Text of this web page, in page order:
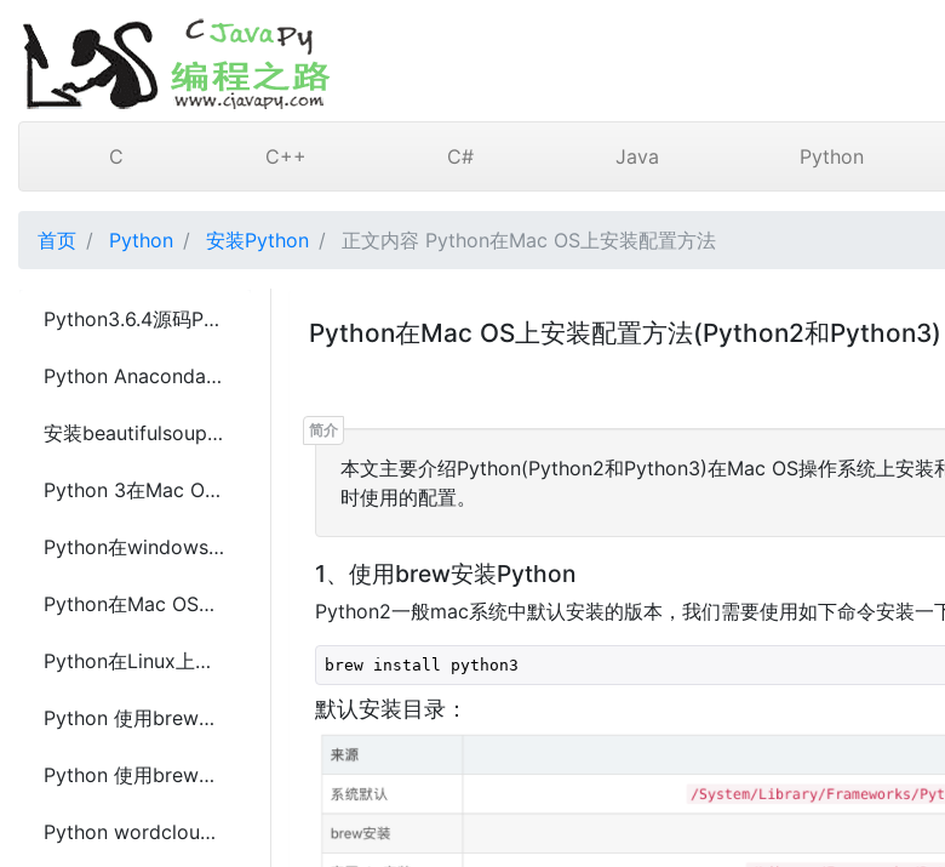
C C++ C# Java Python
首页 Python 安装Python 正文内容 Python在Mac OS上安装配置方法
Python3.6.4源码Python3一键安装脚本
Python Anaconda的安全干净卸载
安装beautifulsoup4到Python3的方法(系统中默认使用的是Python2.7)
Python 3在Mac OS上安装老版本的方法
Python在windows上安装配置方法(Python2和Python3)
Python在Mac OS上安装配置方法(Python2和Python3)
Python在Linux上安装配置方法(Python2和Python3)
Python 使用brew或conda或pyenv 将Python 3.7降级到3.6
Python 使用brew或conda或pyenv安装及管理不同版本的方法
Python wordcloud(词云)安装配置及使用示例代码
Python在Mac OS上安装配置方法(Python2和Python3)
本文主要介绍Python(Python2和Python3)在Mac OS操作系统上安
时使用的配置。
1、使用brew安装Python
Python2一般mac系统中默认安装的版本，我们需要使用如下命令安装一
brew install python3
默认安装目录：